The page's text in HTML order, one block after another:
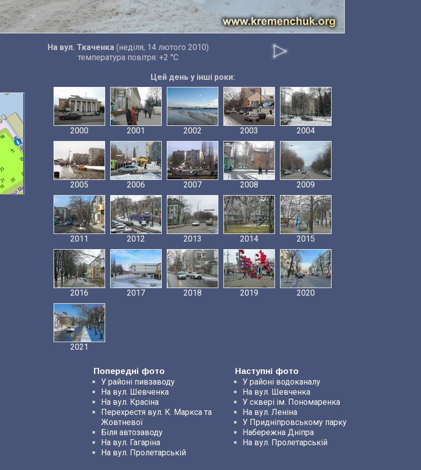
На вул. Ткаченка (неділя, 14 лютого 2010)
температура повітря: +2 °C
Цей день у інші роки:
2000 2001 2002 2003 2004
2005 2006 2007 2008 2009
2011 2012 2013 2014 2015
2016 2017 2018 2019 2020
2021
Попередні фото
Наступні фото
У районі пивзаводу
На вул. Шевченка
На вул. Красіна
Перехрестя вул. К. Маркса та
Жовтневої
Біля автозаводу
На вул. Гагаріна
На вул. Пролетарській
У районі водоканалу
На вул. Шевченка
У сквері ім. Пономаренка
На вул. Леніна
У Придніпровському парку
Набережна Дніпра
На вул. Пролетарській